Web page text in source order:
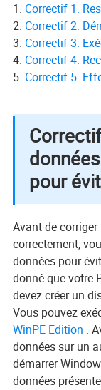
Correctif 1.
Correctif 2.
Correctif 3.
Correctif 4.
Correctif 5.
pour
Avant de
correctement,
données pour
donné que votre
devez créer un
Vous pouvez
WinPE Edition .
données sur un
démarrer
données